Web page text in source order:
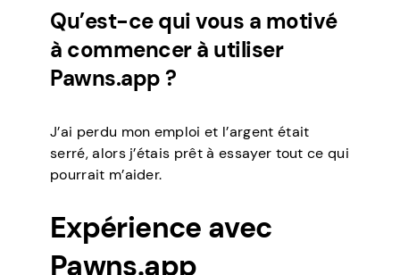
Qu’est-ce qui vous a motivé
à commencer à utiliser
Pawns.app ?
J’ai perdu mon emploi et l’argent était
serré, alors j’étais prêt à essayer tout ce qui
pourrait m’aider.
Expérience avec
Pawns.app